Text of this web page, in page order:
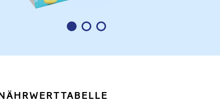
1 2 3